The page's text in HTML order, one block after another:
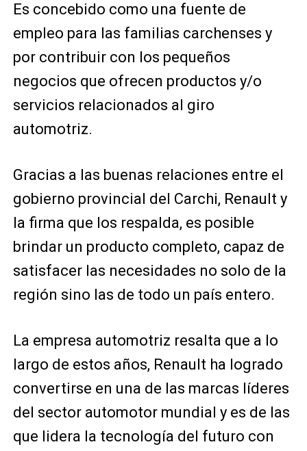
Es concebido como una fuente de
empleo para las familias carchenses y
por contribuir con los pequeños
negocios que ofrecen productos y/o
servicios relacionados al giro
automotriz.
Gracias a las buenas relaciones entre el
gobierno provincial del Carchi, Renault y
la firma que los respalda, es posible
brindar un producto completo, capaz de
satisfacer las necesidades no solo de la
región sino las de todo un país entero.
La empresa automotriz resalta que a lo
largo de estos años, Renault ha logrado
convertirse en una de las marcas líderes
del sector automotor mundial y es de las
que lidera la tecnología del futuro con